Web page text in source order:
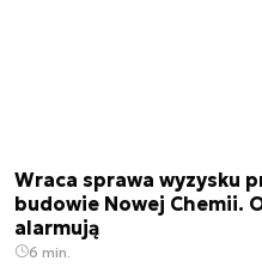
Wraca sprawa wyzysku
budowie Nowej Chemii.
alarmują
6 min.